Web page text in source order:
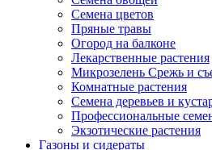
Семена цветов
Пряные травы
Огород на балконе
Лекарственные растения
Микрозелень Срежь и
Комнатные растения
Семена деревьев и
Профессиональные
Экзотические растения
Газоны и сидераты